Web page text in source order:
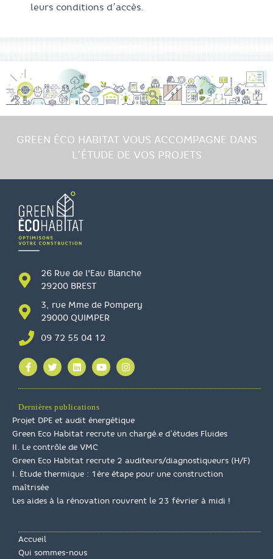
leurs conditions d’accès.
GREEN ÉCO HABITAT VOUS ACCOMPAGNE DANS
L’ÉTUDE DE VOS PROJETS
26 Rue de l'Eau Blanche
29200 BREST
3, rue Mme de Pompery
29000 QUIMPER
09 72 55 04 12
Dernières publications
Projet DPE et audit énergétique
Green Eco Habitat recrute un chargé.e d’études Fluides
II. Le contrôle de VMC
Green Eco Habitat recrute 2 auditeurs/diagnostiqueurs (H/F)
I. Étude thermique : 1ère étape pour une construction
maîtrisée
Les aides à la rénovation rouvrent le 23 février à midi !
Accueil
Qui sommes-nous